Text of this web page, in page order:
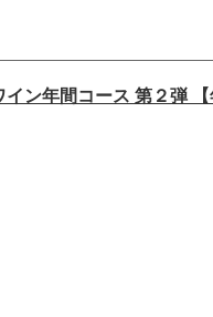
ン年間コース 第２弾 【